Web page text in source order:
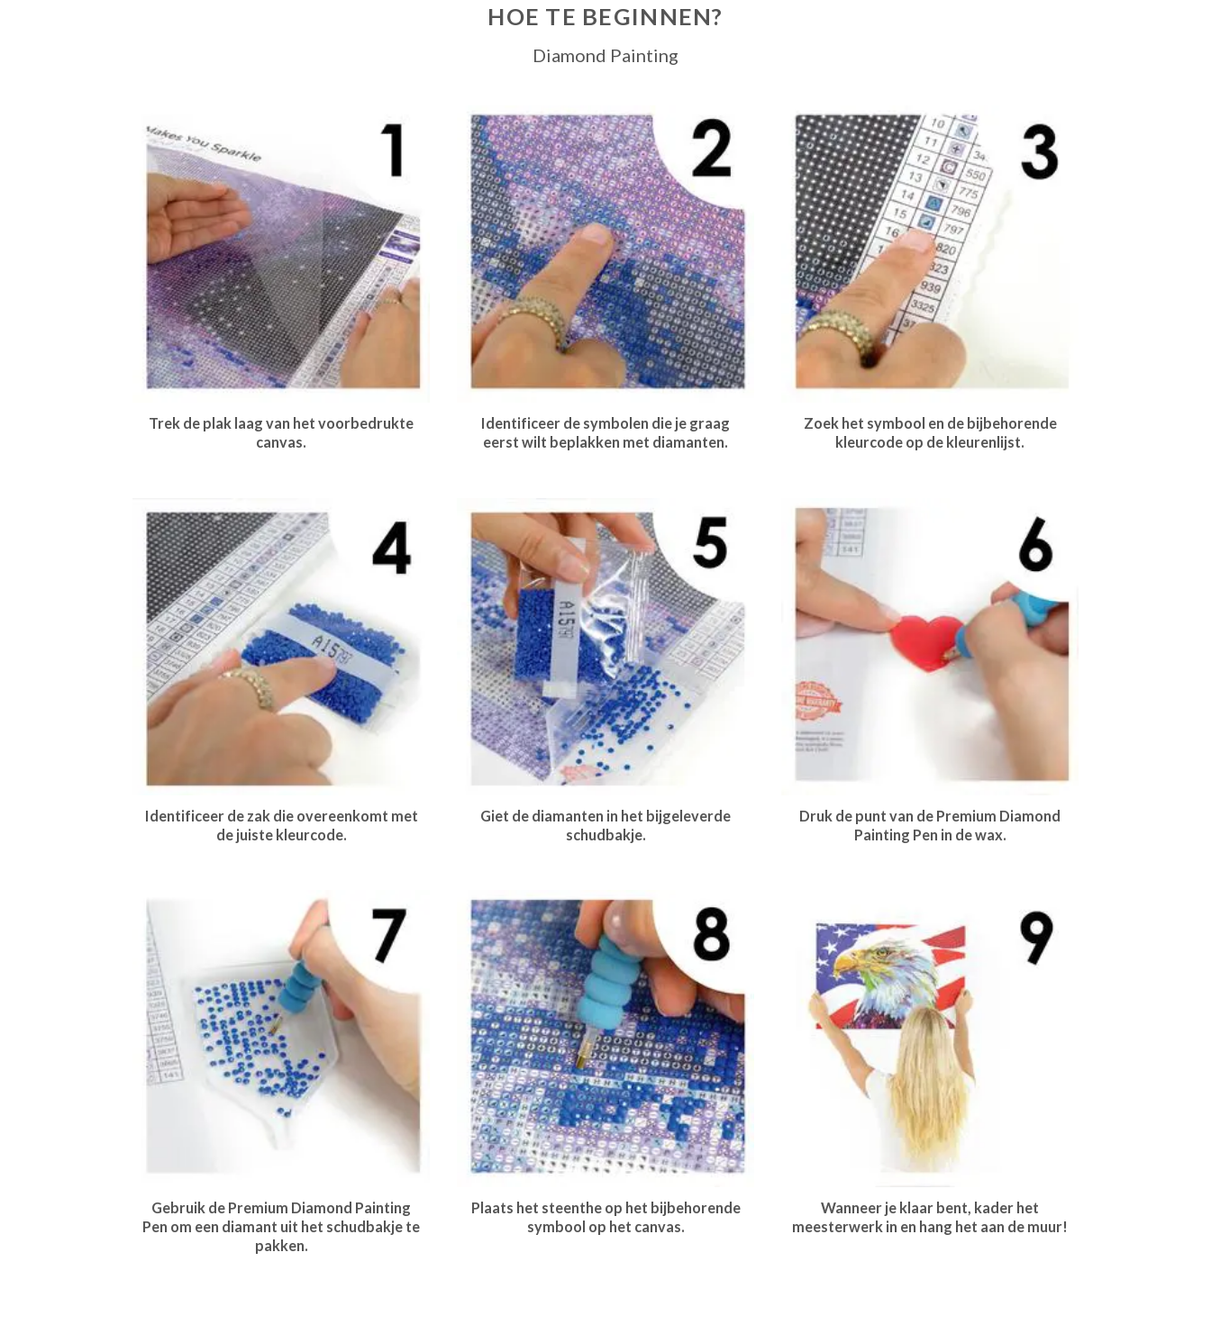
HOE TE BEGINNEN?
Diamond Painting
Trek de plak laag van het voorbedrukte
canvas.
Identificeer de symbolen die je graag
eerst wilt beplakken met diamanten.
Zoek het symbool en de bijbehorende
kleurcode op de kleurenlijst.
Identificeer de zak die overeenkomt met
de juiste kleurcode.
Giet de diamanten in het bijgeleverde
schudbakje.
Druk de punt van de Premium Diamond
Painting Pen in de wax.
Gebruik de Premium Diamond Painting
Pen om een diamant uit het schudbakje te
pakken.
Plaats het steenthe op het bijbehorende
symbool op het canvas.
Wanneer je klaar bent, kader het
meesterwerk in en hang het aan de muur!